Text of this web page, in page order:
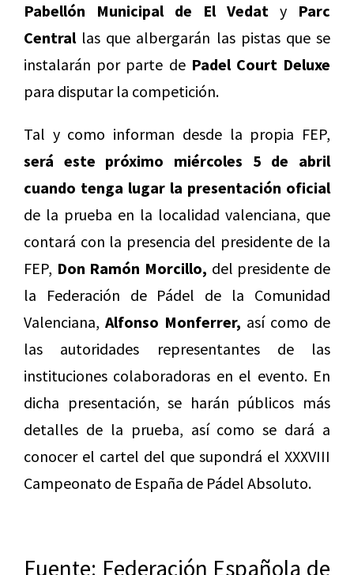
Pabellón Municipal de El Vedat y Parc
Centrallas que albergarán las pistas que se
instalarán por parte de Padel Court Deluxe
para disputar la competición.
Tal y como informan desde la propia FEP,
será este próximo miércoles 5 de abril
cuando tenga lugar la presentación oficial
de la prueba en la localidad valenciana, que
contará con la presencia del presidente de la
FEP, Don Ramón Morcillo, del presidente de
la Federación de Pádel de la Comunidad
Valenciana, Alfonso Monferrer, así como de
las autoridades representantes de las
instituciones colaboradoras en el evento. En
dicha presentación, se harán públicos más
detalles de la prueba, así como se dará a
conocer el cartel del que supondrá el XXXVIII
Campeonato de España de Pádel Absoluto.
Fuente: Federación Española de